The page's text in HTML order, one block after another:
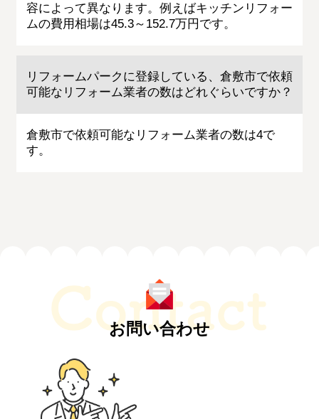
容によって異なります。例えばキッチンリフォー
ムの費用相場は45.3～152.7万円です。
リフォームパークに登録している、倉敷市で依頼
可能なリフォーム業者の数はどれぐらいですか？
倉敷市で依頼可能なリフォーム業者の数は4で
す。
お問い合わせ